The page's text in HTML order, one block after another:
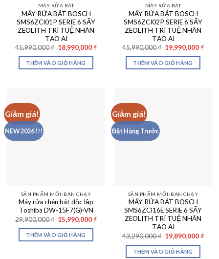
MÁY RỬA BÁT
MÁY RỬA BÁT BOSCH
SMS6ZCI01P SERIE 6 SẤY
ZEOLITH TRÍ TUỆ NHÂN
TẠO AI
45,990,000₫ Giá
gốc
là:
45,990,000 ₫.
18,990,000 ₫Giá
THÊM VÀO GIỎ HÀNG
MÁY RỬA BÁT
MÁY RỬA BÁT BOSCH
SMS6ZCI02P SERIE 6 SẤY
ZEOLITH TRÍ TUỆ NHÂN
TẠO AI
45,990,000₫ Giá
gốc
là:
45,990,000 ₫.
19,990,000 ₫Giá
THÊM VÀO GIỎ HÀNG
Giảm giá!
NEW 2026 !!!
SẢN PHẨM MỚI-BÁN CHẠY
Máy rửa chén bát độc lập
Toshiba DW-15F7(G)-VN
29,900,000₫ Giá
gốc
là:
29,900,000 ₫.
15,990,000 ₫Giá
15,990,000 ₫.
THÊM VÀO GIỎ HÀNG
Giảm giá!
Đặt Hàng Trước
SẢN PHẨM MỚI-BÁN CHẠY
MÁY RỬA BÁT BOSCH
SMS6ZCI16E SERIE 6 SẤY
ZEOLITH TRÍ TUỆ NHÂN
TẠO AI
43,290,000₫ Giá
gốc
là:
43,290,000 ₫.
19,890,000 ₫Giá
THÊM VÀO GIỎ HÀNG